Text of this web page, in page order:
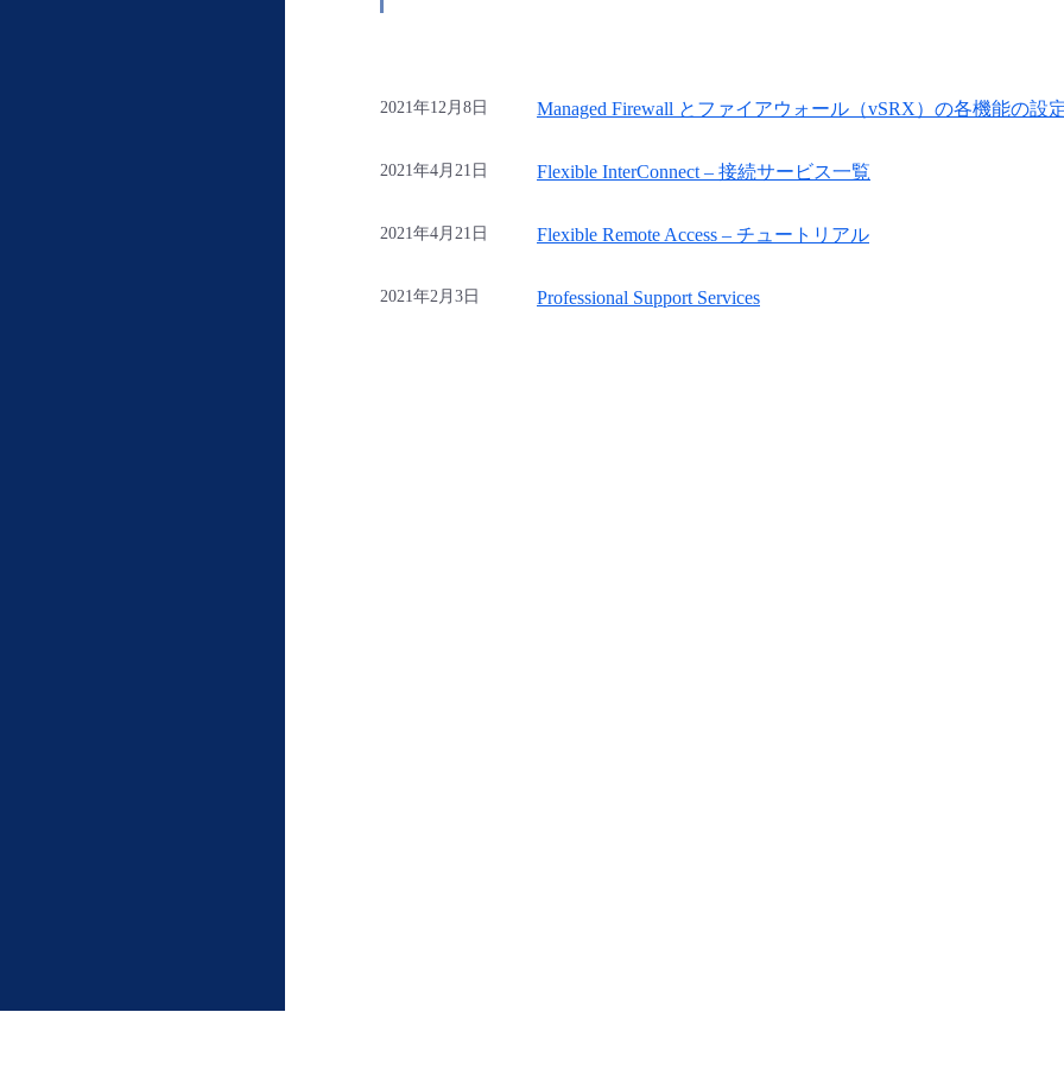
2021年12月8日 Managed Firewall とファイアウォール（vSRX）の各機能の設
2021年4月21日 Flexible InterConnect – 接続サービス一覧
2021年4月21日 Flexible Remote Access – チュートリアル
2021年2月3日 Professional Support Services